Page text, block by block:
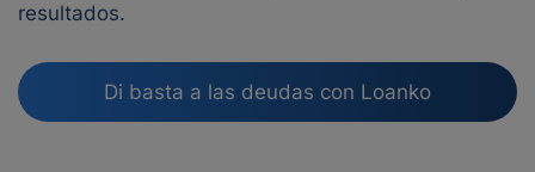
resultados.
Di basta a las deudas con Loanko